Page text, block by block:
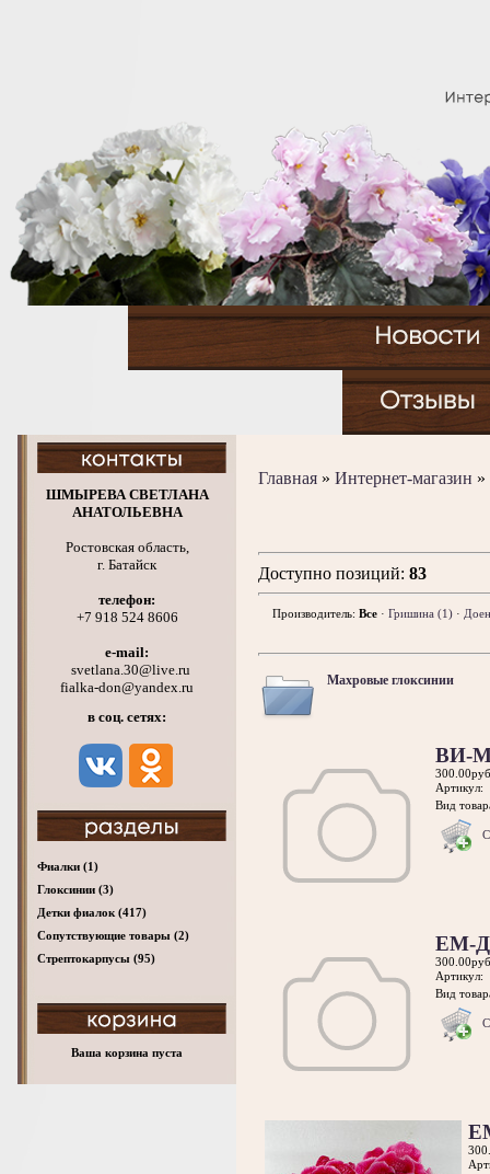
ШМЫРЕВА СВЕТЛАНА
АНАТОЛЬЕВНА
Ростовская область,
г. Батайск
телефон:
+7 918 524 8606
e-mail:
svetlana.30@live.ru
fialka-don@yandex.ru
в соц. сетях:
Фиалки (1)
Глоксинии (3)
Детки фиалок (417)
Cопутствующие товары (2)
Стрептокарпусы (95)
Ваша корзина пуста
Главная » Интернет-магазин »
Доступно позиций: 83
Производитель: Все · Гришина (1) ·
Махровые глоксинии
ВИ-
Артикул:
Вид
ЕМ-
Артикул:
Вид